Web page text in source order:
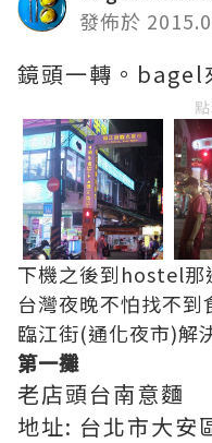
發佈於
鏡頭一轉。bagel
下機之後到hostel那
台灣夜晚不怕找不
臨江街(通化夜市)解
第一攤
老店頭台南意麵
地址: 台北市大安